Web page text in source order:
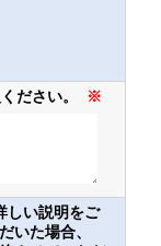
ださい。 ※
しい説明をご
いた場合、